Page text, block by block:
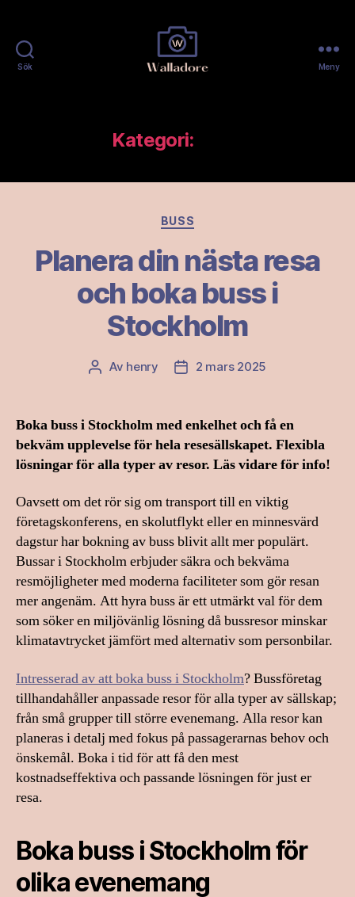
Sök Meny
Kategori:
Kategorier
BUSS
Planera din nästa resa
och boka buss i
Stockholm
Inläggsförfattare
Av henry Inläggsdatum
2 mars 2025
Boka buss i Stockholm med enkelhet och få en
bekväm upplevelse för hela resesällskapet. Flexibla
lösningar för alla typer av resor. Läs vidare för info!
Oavsett om det rör sig om transport till en viktig
företagskonferens, en skolutflykt eller en minnesvärd
dagstur har bokning av buss blivit allt mer populärt.
Bussar i Stockholm erbjuder säkra och bekväma
resmöjligheter med moderna faciliteter som gör resan
mer angenäm. Att hyra buss är ett utmärkt val för dem
som söker en miljövänlig lösning då bussresor minskar
klimatavtrycket jämfört med alternativ som personbilar.
Intresserad av att boka buss i Stockholm? Bussföretag
tillhandahåller anpassade resor för alla typer av sällskap;
från små grupper till större evenemang. Alla resor kan
planeras i detalj med fokus på passagerarnas behov och
önskemål. Boka i tid för att få den mest
kostnadseffektiva och passande lösningen för just er
resa.
Boka buss i Stockholm för
olika evenemang